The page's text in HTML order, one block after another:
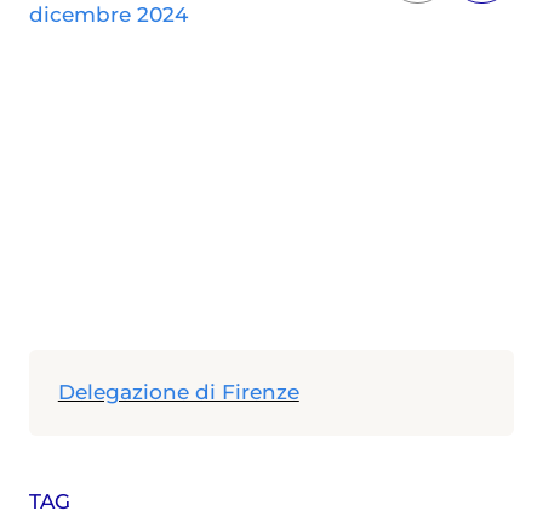
TAG
dicembre 2024
Delegazione di Firenze